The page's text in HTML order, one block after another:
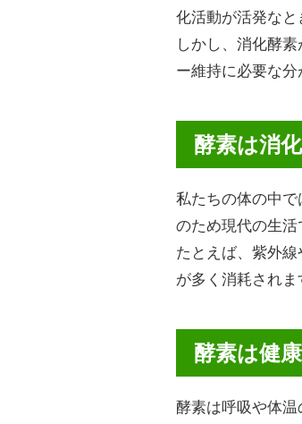
化活動が活発なと
しかし、消化酵
ー維持に必要な分
酵素は消
私たちの体の中
のため現代の生活
たとえば、紫外
が多く消耗され
酵素は健
酵素は呼吸や体温